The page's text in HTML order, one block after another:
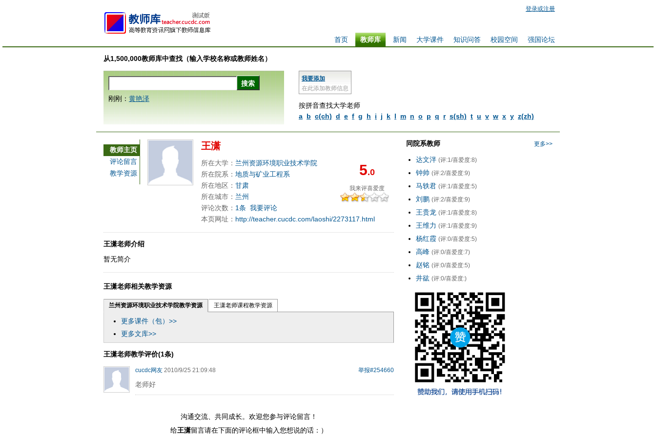
登录或注册
强国论坛
校园空间
知识问答
大学课件
新闻
教师库
首页
从1,500,000教师库中查找（输入学校名称或教师姓名）
我要添加
在此添加教师信息
按拼音查找大学老师
a b c(ch) d e f g h i j k l m n o p q r s(sh) t u v w x y z(zh)
刚刚： 黄艳泽
教师主页
评论留言
教学资源
王潇
5.0
我来评喜爱度
所在大学： 兰州资源环境职业技术学院
所在院系： 地质与矿业工程系
所在地区： 甘肃
所在城市： 兰州
评论次数： 1条 我要评论
本页网址： http://teacher.cucdc.com/laoshi/2273117.html
王潇老师介绍
暂无简介
王潇老师相关教学资源
兰州资源环境职业技术学院教学资源 王潇老师课程教学资源
更多课件（包）>>
更多文库>>
王潇老师教学评价(1条)
举报#254660
cucdc网友 2010/9/25 21:09:48
老师好
沟通交流、共同成长。欢迎您参与评论留言！
给王潇留言请在下面的评论框中输入您想说的话：）
更多>>
同院系教师
达文泮 (评:1/喜爱度:8)
钟帅 (评:2/喜爱度:9)
马轶君 (评:1/喜爱度:5)
刘鹏 (评:2/喜爱度:9)
王贵龙 (评:1/喜爱度:8)
王维力 (评:1/喜爱度:9)
杨红霞 (评:0/喜爱度:5)
高峰 (评:0/喜爱度:7)
赵铭 (评:0/喜爱度:5)
井谹 (评:0/喜爱度:)